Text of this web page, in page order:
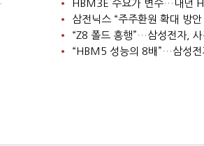
HBM3E 수요가 변수…내년
삼전닉스 “주주환원 확대 방
“Z8 폴드 흥행”…삼성전자,
“HBM5 성능의 8배”…삼성전